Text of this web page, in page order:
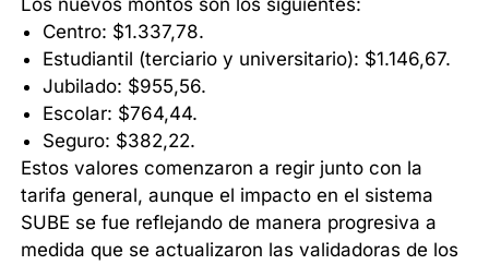
Los nuevos montos son los siguientes:
Centro: $1.337,78.
Estudiantil (terciario y universitario): $1.146,67.
Jubilado: $955,56.
Escolar: $764,44.
Seguro: $382,22.
Estos valores comenzaron a regir junto con la
tarifa general, aunque el impacto en el sistema
SUBE se fue reflejando de manera progresiva a
medida que se actualizaron las validadoras de los